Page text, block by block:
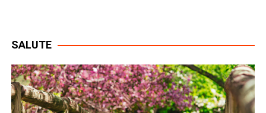
SALUTE